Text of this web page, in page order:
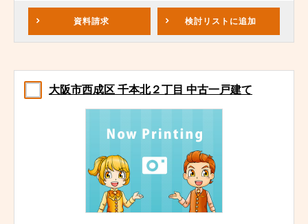
資料請求 検討リスト に追加
大阪市西成区 千本北２丁目 中古一戸建て